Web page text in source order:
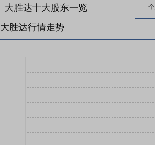
大胜达十大股东一览
大胜达行情走势